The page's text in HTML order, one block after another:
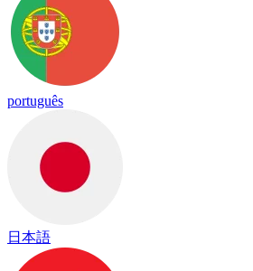
português
日本語